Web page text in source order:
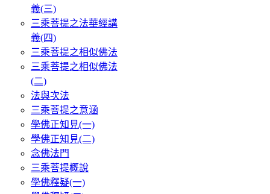
義(三)
三乘菩提之法華經講
義(四)
三乘菩提之相似佛法
三乘菩提之相似佛法
(二)
法與次法
三乘菩提之意涵
學佛正知見(一)
學佛正知見(二)
念佛法門
三乘菩提概說
學佛釋疑(一)